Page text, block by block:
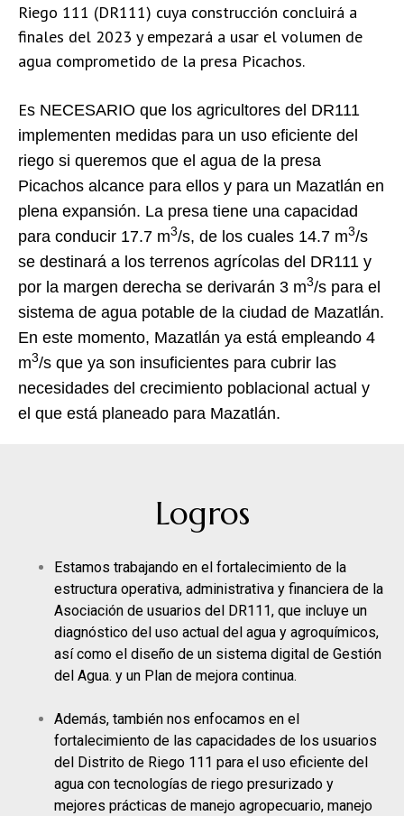
Riego 111 (DR111) cuya construcción concluirá a
finales del 2023 y empezará a usar el volumen de
agua comprometido de la presa Picachos.
Es NECESARIO que los agricultores del DR111
implementen medidas para un uso eficiente del
riego si queremos que el agua de la presa
Picachos alcance para ellos y para un Mazatlán en
plena expansión. La presa tiene una capacidad
para conducir 17.7 m3/s, de los cuales 14.7 m3/s
se destinará a los terrenos agrícolas del DR111 y
por la margen derecha se derivarán 3 m3/s para el
sistema de agua potable de la ciudad de Mazatlán.
En este momento, Mazatlán ya está empleando 4
m3/s que ya son insuficientes para cubrir las
necesidades del crecimiento poblacional actual y
el que está planeado para Mazatlán.
Logros
Estamos trabajando en el fortalecimiento de la
estructura operativa, administrativa y financiera de la
Asociación de usuarios del DR111, que incluye un
diagnóstico del uso actual del agua y agroquímicos,
así como el diseño de un sistema digital de Gestión
del Agua. y un Plan de mejora continua.
Además, también nos enfocamos en el
fortalecimiento de las capacidades de los usuarios
del Distrito de Riego 111 para el uso eficiente del
agua con tecnologías de riego presurizado y
mejores prácticas de manejo agropecuario, manejo